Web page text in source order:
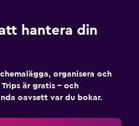
hantera din
organisera och
är gratis – och
oavsett var du bokar.